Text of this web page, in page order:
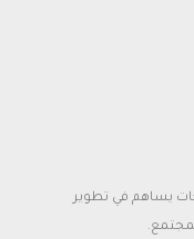
يساهم في تطوير